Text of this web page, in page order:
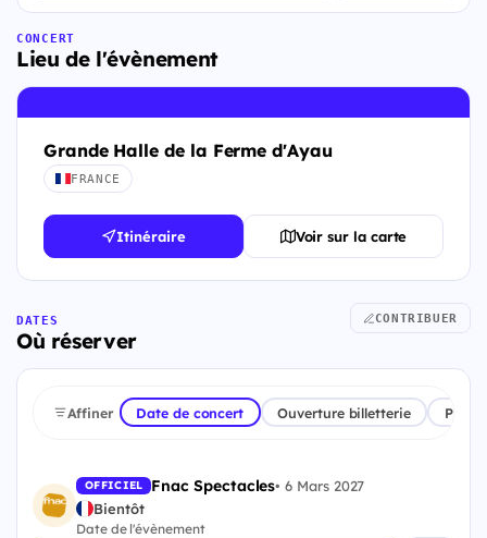
CONCERT
Lieu de l'évènement
Grande Halle de la Ferme d'Ayau
FRANCE
Itinéraire Voir sur la carte
DATES
Où réserver
CONTRIBUER
Affiner Date de concert Ouverture billetterie
OFFICIEL Fnac Spectacles•6 Mars 2027
Bientôt
Date de l'évènement